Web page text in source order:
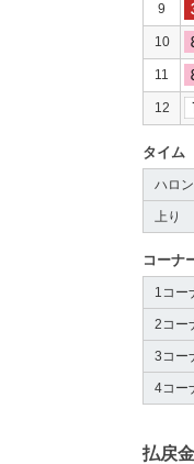
9
10
11
12
タイム
ハロ
上り
コーナ
1コー
2コー
3コー
4コー
払戻金